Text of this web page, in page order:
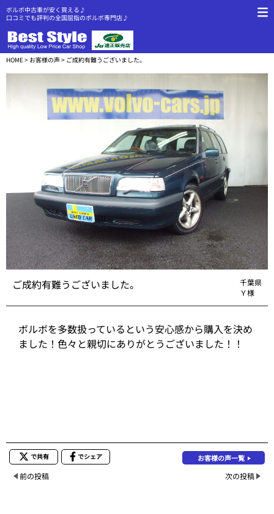
ボルボ中古車が安く買える♪
口コミでも評判の全国屈指のボルボ専門店♪
HOME> お客様の声> ご成約有難うございました。
ご成約有難うございました。
千葉県
Ｙ様
ボルボを多数扱っているという安心感から購入を決め
ました！色々と親切にありがとうございました！！
で共有 でシェア お客様の声一覧
前の投稿 次の投稿